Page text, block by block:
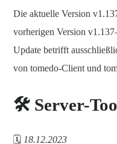
Die aktuelle Version
vorherigen Version
Update betrifft
von tomedo-Client und
🛠️ Server-
🗓️ 18.12.2023